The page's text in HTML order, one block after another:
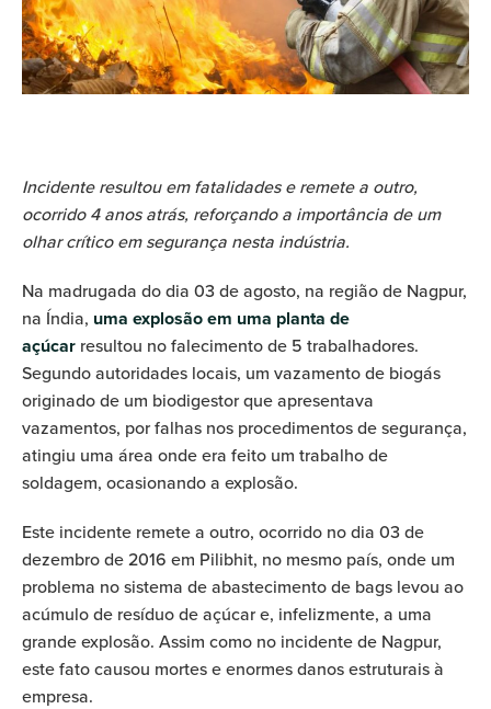
Incidente resultou em fatalidades e remete a outro,
ocorrido 4 anos atrás, reforçando a importância de um
olhar crítico em segurança nesta indústria.
Na madrugada do dia 03 de agosto, na região de Nagpur,
na Índia, uma explosão em uma planta de
açúcar resultou no falecimento de 5 trabalhadores.
Segundo autoridades locais, um vazamento de biogás
originado de um biodigestor que apresentava
vazamentos, por falhas nos procedimentos de segurança,
atingiu uma área onde era feito um trabalho de
soldagem, ocasionando a explosão.
Este incidente remete a outro, ocorrido no dia 03 de
dezembro de 2016 em Pilibhit, no mesmo país, onde um
problema no sistema de abastecimento de bags levou ao
acúmulo de resíduo de açúcar e, infelizmente, a uma
grande explosão. Assim como no incidente de Nagpur,
este fato causou mortes e enormes danos estruturais à
empresa.